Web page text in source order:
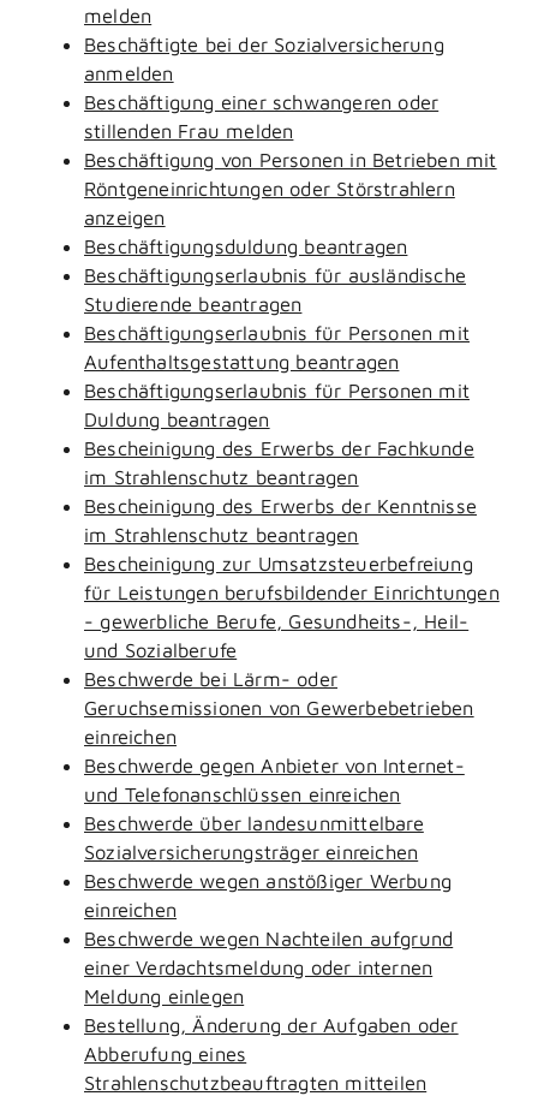
melden
Beschäftigte bei der Sozialversicherung
anmelden
Beschäftigung einer schwangeren oder
stillenden Frau melden
Beschäftigung von Personen in Betrieben mit
Röntgeneinrichtungen oder Störstrahlern
anzeigen
Beschäftigungsduldung beantragen
Beschäftigungserlaubnis für ausländische
Studierende beantragen
Beschäftigungserlaubnis für Personen mit
Aufenthaltsgestattung beantragen
Beschäftigungserlaubnis für Personen mit
Duldung beantragen
Bescheinigung des Erwerbs der Fachkunde
im Strahlenschutz beantragen
Bescheinigung des Erwerbs der Kenntnisse
im Strahlenschutz beantragen
Bescheinigung zur Umsatzsteuerbefreiung
für Leistungen berufsbildender Einrichtungen
- gewerbliche Berufe, Gesundheits-, Heil-
und Sozialberufe
Beschwerde bei Lärm- oder
Geruchsemissionen von Gewerbebetrieben
einreichen
Beschwerde gegen Anbieter von Internet-
und Telefonanschlüssen einreichen
Beschwerde über landesunmittelbare
Sozialversicherungsträger einreichen
Beschwerde wegen anstößiger Werbung
einreichen
Beschwerde wegen Nachteilen aufgrund
einer Verdachtsmeldung oder internen
Meldung einlegen
Bestellung, Änderung der Aufgaben oder
Abberufung eines
Strahlenschutzbeauftragten mitteilen